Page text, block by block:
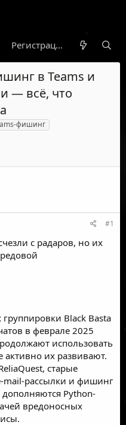
Новости
Регистрация
в Teams и
— всё, что
фишинг
#1
с радаров, но их
группировки Black Basta
в феврале 2025
использовать
их развивают.
старые
mail-рассылки и фишинг
дополняются Python-
вредоносных